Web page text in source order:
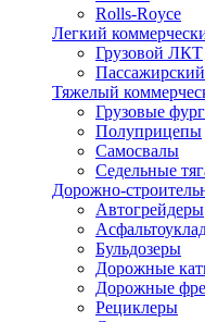
Rolls-Royce
Легкий
Грузовой ЛКТ
Тяжелый
Грузовые
Полуприцепы
Самосвалы
Седельные
Дорожно-
Автогрейдеры
Бульдозеры
Дорожные
Дорожные
Рециклеры